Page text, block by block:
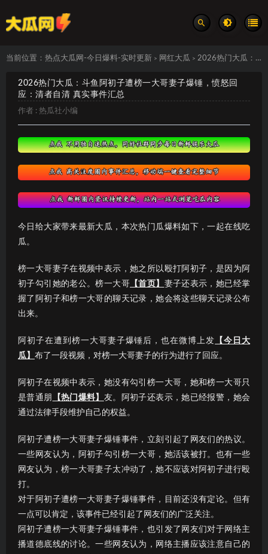
当前位置： 热点大瓜网-今日爆料-实时更新 > 网红大瓜 > 2026热门大瓜：斗鱼阿初子遭榜一大哥妻子爆锤，愤怒回应：清者自清 真实事件汇总
2026热门大瓜：斗鱼阿初子遭榜一大哥妻子爆锤，愤怒回
应：清者自清 真实事件汇总
作者 : 热瓜社小编
今日给大家带来最新大瓜，本次热门瓜爆料如下，一起在线吃
瓜。
榜一大哥妻子在视频中表示，她之所以殴打阿初子，是因为阿
初子勾引她的老公。榜一大哥 【首页】 妻子还表示，她已经掌
握了阿初子和榜一大哥的聊天记录，她会将这些聊天记录公布
出来。
阿初子在遭到榜一大哥妻子爆锤后，也在微博上发 【今日大
瓜】 布了一段视频，对榜一大哥妻子的行为进行了回应。
阿初子在视频中表示，她没有勾引榜一大哥，她和榜一大哥只
是普通朋
【热门爆料】 友。阿初子还表示，她已经报警，她会
通过法律手段维护自己的权益。
阿初子遭榜一大哥妻子爆锤事件，立刻引起了网友们的热议。
一些网友认为，阿初子勾引榜一大哥，她活该被打。也有一些
网友认为，榜一大哥妻子太冲动了，她不应该对阿初子进行殴
打。
对于阿初子遭榜一大哥妻子爆锤事件，目前还没有定论。但有
一点可以肯定，该事件已经引起了网友们的广泛关注。
阿初子遭榜一大哥妻子爆锤事件，也引发了网友们对于网络主
播道德底线的讨论。一些网友认为，网络主播应该注意自己的